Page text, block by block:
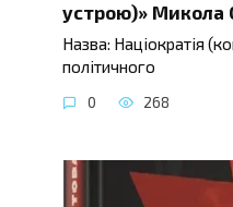
устрою)» Микола
Назва: Націократія
політичного
0 268